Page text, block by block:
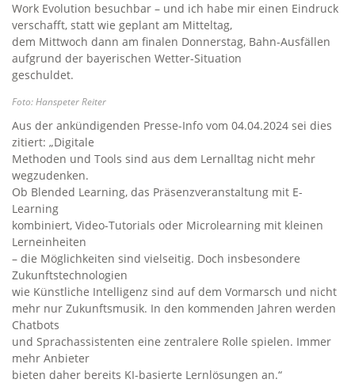
Work Evolution besuchbar – und ich habe mir einen Eindruck
verschafft, statt wie geplant am Mitteltag,
dem Mittwoch dann am finalen Donnerstag, Bahn-Ausfällen
aufgrund der bayerischen Wetter-Situation
geschuldet.
Foto: Hanspeter Reiter
Aus der ankündigenden Presse-Info vom 04.04.2024 sei dies
zitiert: „Digitale
Methoden und Tools sind aus dem Lernalltag nicht mehr
wegzudenken.
Ob Blended Learning, das Präsenzveranstaltung mit E-
Learning
kombiniert, Video-Tutorials oder Microlearning mit kleinen
Lerneinheiten
– die Möglichkeiten sind vielseitig. Doch insbesondere
Zukunftstechnologien
wie Künstliche Intelligenz sind auf dem Vormarsch und nicht
mehr nur Zukunftsmusik. In den kommenden Jahren werden
Chatbots
und Sprachassistenten eine zentralere Rolle spielen. Immer
mehr Anbieter
bieten daher bereits KI-basierte Lernlösungen an.“